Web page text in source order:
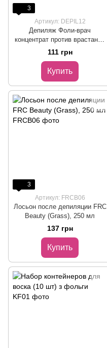
3
Артикул: DEPIL12
Депиляж Фоли-врач
концентрат против врастания
волос TANOYA, 100 мл
111 грн
Купить
3
Артикул: FRCB06
Лосьон после депиляции FRC
Beauty (Grass), 250 мл
137 грн
Купить